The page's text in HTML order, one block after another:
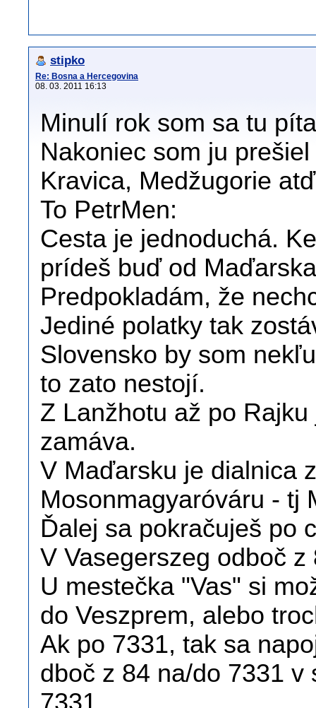
stipko
Re: Bosna a Hercegovina
08. 03. 2011 16:13
Minulí rok som sa tu
Nakoniec som ju
Kravica, Medžugorie
To PetrMen:
Cesta je jednoduchá.
prídeš buď od
Predpokladám, že
Jediné polatky tak
Slovensko by som
to zato nestojí.
Z Lanžhotu až po
zamáva.
V Maďarsku je dialnica
Mosonmagyaróváru - tj
Ďalej sa pokračuješ po
V Vasegerszeg odboč
U mestečka "Vas" si
do Veszprem, alebo
Ak po 7331, tak sa
dboč z 84 na/do 7331 v
7331